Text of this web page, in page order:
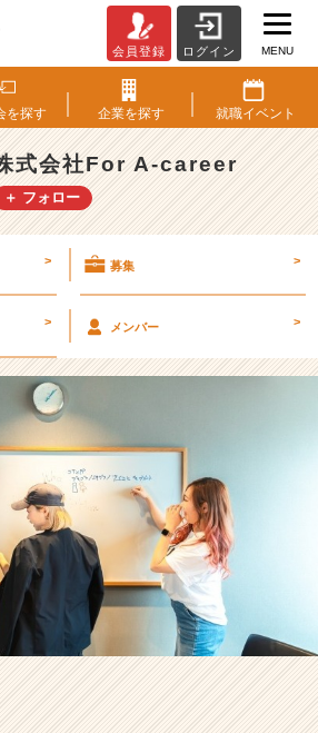
A
C
の
福
利
厚
何
る
ー？
式
社
o
r
会員登録 ログイン MENU
を探す 企業を探す 就職イベント
式会社For A-career
＋ フォロー
> 募集 >
> メンバー >